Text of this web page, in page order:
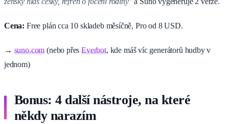
Cena: Free plán cca 10 skladeb měsíčně, Pro od 8 USD.
→ suno.com (nebo přesEverbot, kde máš víc generátorů hudby v
jednom)
Bonus: 4 další nástroje, na které
někdy narazím